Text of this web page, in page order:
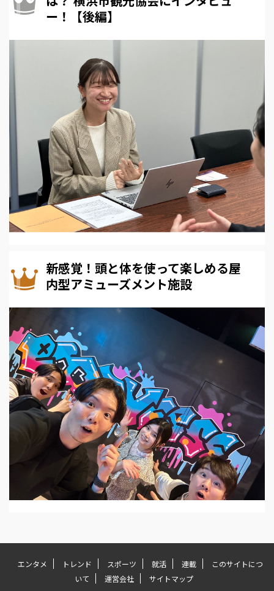
ー！【後編】
新感覚！頭と体を使って楽しめる屋
内型アミューズメント施設
エンタメ トレンド スポーツ 就活 連載
このサイトにつ
いて
運営会社 サイトマップ